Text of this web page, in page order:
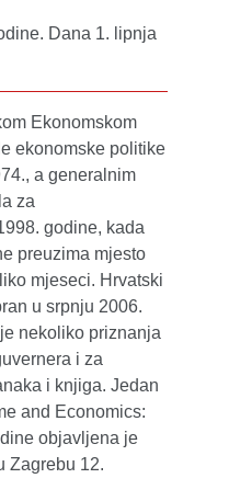
Dana 1. lipnja
Ekonomskom
ekonomske politike
a generalnim
za
godine, kada
preuzima mjesto
mjeseci. Hrvatski
u srpnju 2006.
nekoliko priznanja
i za
i knjiga. Jedan
and Economics:
objavljena je
Zagrebu 12.